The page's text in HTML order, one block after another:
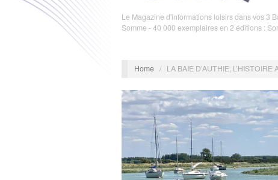
Le Magazine d'informations loisirs dans vos 3
Somme - 40 000 exemplaires en 2 éditions :
Home / LA BAIE D’AUTHIE, L’HISTOIRE